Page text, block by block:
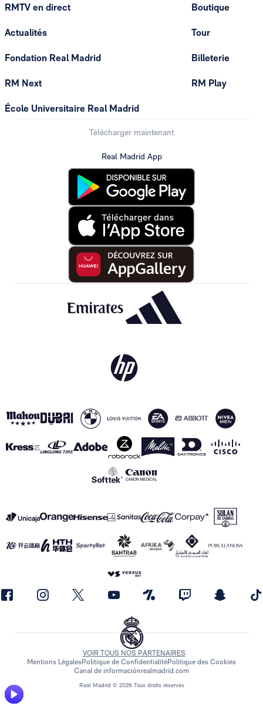
RMTV en direct
Actualités
Fondation Real Madrid
RM Next
École Universitaire Real Madrid
Boutique
Tour
Billeterie
RM Play
Télécharger maintenant
Real Madrid App
Real Madrid © 2026 Tous droits réservés
VOIR TOUS NOS PARTENAIRES
Mentions LégalesPolitique de ConfidentialitéPolitique des Cookies
Canal de informaciónrealmadrid.com